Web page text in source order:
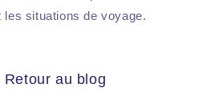
situations de voyage.
Retour au blog